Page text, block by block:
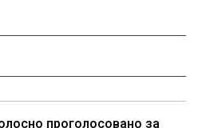
проголосовано за